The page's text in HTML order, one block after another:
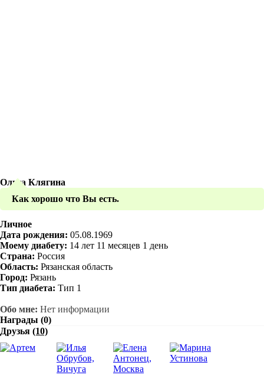
Ольга Клягина
Как хорошо что Вы есть.
Личное
Дата рождения: 05.08.1969
Моему диабету: 14 лет 11 месяцев 1 день
Страна: Россия
Область: Рязанская область
Город: Рязань
Тип диабета: Тип 1
Обо мне: Нет информации
Награды (0)
Друзья (10)